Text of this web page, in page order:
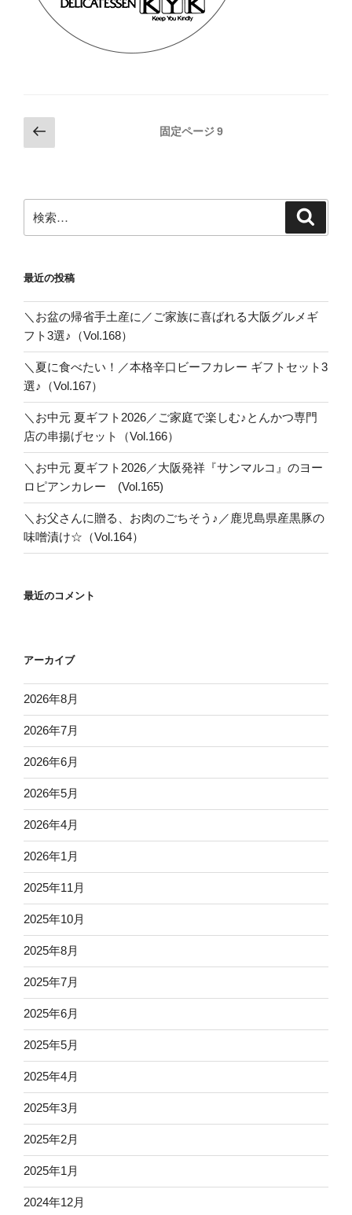
投
稿
ー
ジ
り
前
の
ジ
固定ページ9
索:
最近の投稿
＼お盆の帰省手土産に／ご家族に喜ばれる大阪グルメギ
フト3選♪（Vol.168）
＼夏に食べたい！／本格辛口ビーフカレー ギフトセット3
選♪（Vol.167）
＼お中元 夏ギフト2026／ご家庭で楽しむ♪とんかつ専門
店の串揚げセット（Vol.166）
＼お中元 夏ギフト2026／大阪発祥『サンマルコ』のヨー
ロピアンカレー (Vol.165)
＼お父さんに贈る、お肉のごちそう♪／鹿児島県産黒豚の
味噌漬け☆（Vol.164）
最近のコメント
アーカイブ
2026年8月
2026年7月
2026年6月
2026年5月
2026年4月
2026年1月
2025年11月
2025年10月
2025年8月
2025年7月
2025年6月
2025年5月
2025年4月
2025年3月
2025年2月
2025年1月
2024年12月